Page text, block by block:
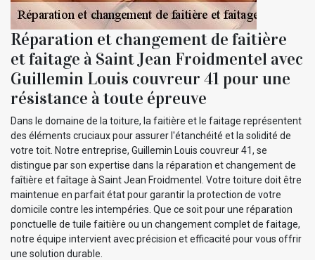
Réparation et changement de faitière
et faitage à Saint Jean Froidmentel avec
Guillemin Louis couvreur 41 pour une
résistance à toute épreuve
Dans le domaine de la toiture, la faitière et le faitage représentent
des éléments cruciaux pour assurer l'étanchéité et la solidité de
votre toit. Notre entreprise, Guillemin Louis couvreur 41, se
distingue par son expertise dans la réparation et changement de
faîtière et faîtage à Saint Jean Froidmentel. Votre toiture doit être
maintenue en parfait état pour garantir la protection de votre
domicile contre les intempéries. Que ce soit pour une réparation
ponctuelle de tuile faitière ou un changement complet de faitage,
notre équipe intervient avec précision et efficacité pour vous offrir
une solution durable.